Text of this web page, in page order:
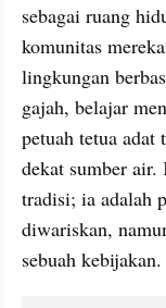
sebagai ruang
komunitas
lingkungan
gajah, belajar
petuah tetua adat
dekat sumber
tradisi; ia adalah
diwariskan,
sebuah kebijakan.